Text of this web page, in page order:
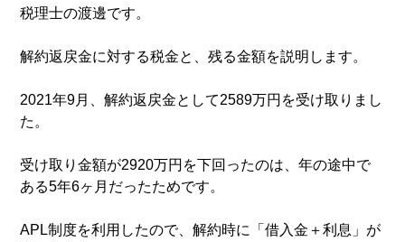
税理士の渡邊です。
解約返戻金に対する税金と、残る金額を説明します。
2021年9月、解約返戻金として2589万円を受け取りまし
た。
受け取り金額が2920万円を下回ったのは、年の途中で
ある5年6ヶ月だったためです。
APL制度を利用したので、解約時に「借入金＋利息」が